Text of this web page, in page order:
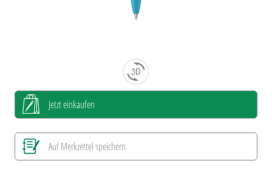
Jetzt einkaufen
Auf Merkzettel speichern